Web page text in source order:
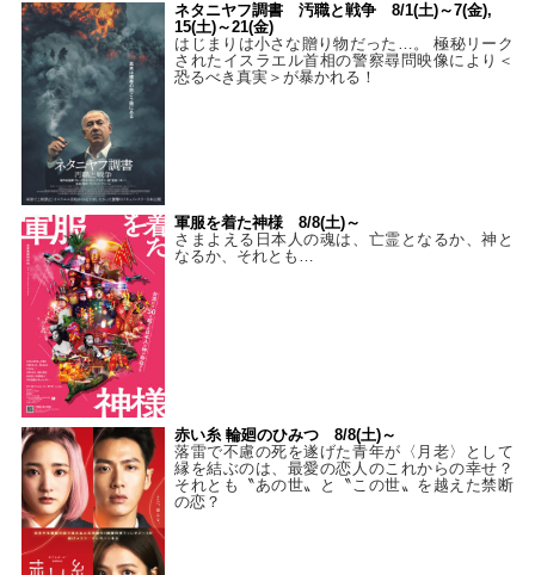
ネタニヤフ調書 汚職と戦争 8/1(土)～7(金),
15(土)～21(金)
はじまりは小さな贈り物だった…。 極秘リーク
されたイスラエル首相の警察尋問映像により＜
恐るべき真実＞が暴かれる！
軍服を着た神様 8/8(土)～
さまよえる日本人の魂は、亡霊となるか、神と
なるか、それとも…
赤い糸 輪廻のひみつ 8/8(土)～
落雷で不慮の死を遂げた青年が〈月老〉として
縁を結ぶのは、最愛の恋人のこれからの幸せ？
それとも〝あの世〟と〝この世〟を越えた禁断
の恋？